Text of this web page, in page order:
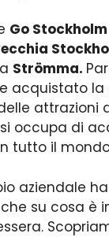
Go
Strömma.
acquistato la
attrazioni
occupa di
tutto il
aziendale
su cosa è